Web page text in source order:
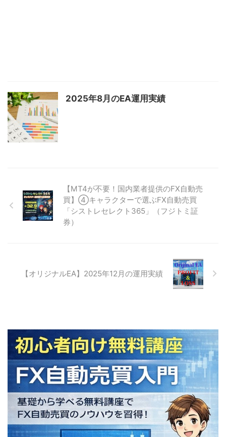
2025年8月のEA運用実績
【MT4が不要！国内業者提供のFX自動売
買】④キャラクターで選ぶFX自動売買
「シストレセレクト365」（フジトミ証
券）
【オリジナルEA】2025年12月の運用実績